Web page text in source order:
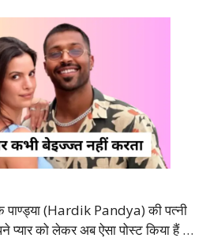
पाण्ड्या (Hardik Pandya) की पत्नी
प्यार को लेकर अब ऐसा पोस्ट किया हैं …